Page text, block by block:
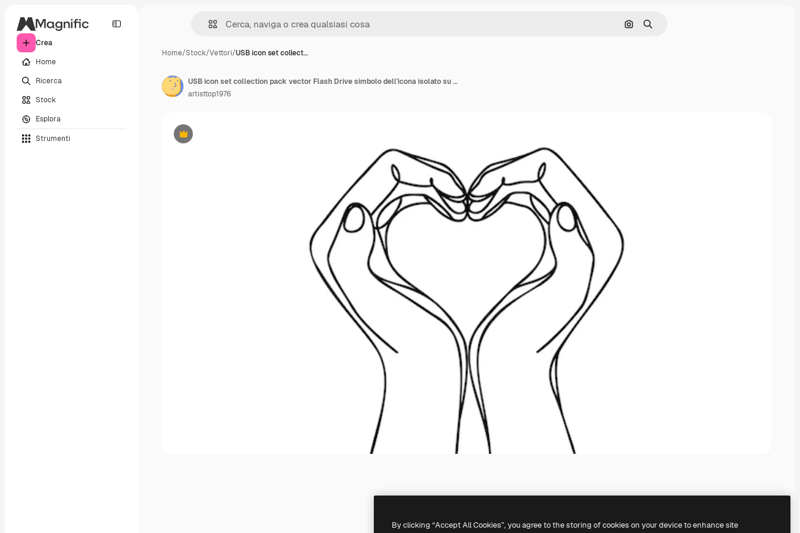
Crea
Home
Ricerca
Stock
Esplora
Strumenti
Cerca per immagine
Ricerca
Home/Stock/Vettori/USB icon set collect…
Premium
USB icon set collection pack vector Flash Drive simbolo dell'icona isolato su sfondo bianco
artisttop1976
By clicking “Accept All Cookies”, you agree to the storing of cookies on your device to enhance site